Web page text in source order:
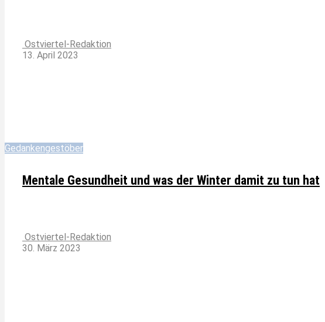
Ostviertel-Redaktion
13. April 2023
Gedankengestöber
Mentale Gesundheit und was der Winter damit zu tun hat
Ostviertel-Redaktion
30. März 2023